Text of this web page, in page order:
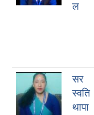
ल
सर
स्वति
थापा